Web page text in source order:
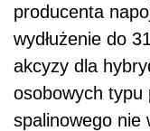
producenta
wydłużenie do
akcyzy dla
osobowych typu
spalinowego nie